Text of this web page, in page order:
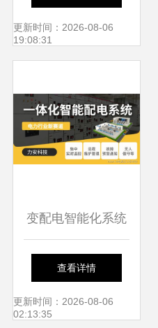
统集成的关键路径
更新时间：2026-08-06
19:08:31
变配电智能化系统
与智能控制系统集
成 迈向高效可靠的
查看详情
更新时间：2026-08-06
02:13:35